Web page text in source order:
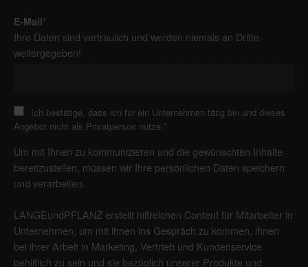
E-Mail*
Ihre Daten sind vertraulich und werden niemals an Dritte
weitergegeben!
Ich bestätige, dass ich für ein Unternehmen tätig bin und dieses
Angebot nicht als Privatperson nutze. *
Um mit Ihnen zu kommunizieren und die gewünschten Inhalte
bereitzustellen, müssen wir Ihre persönlichen Daten speichern
und verarbeiten.
LANGEundPFLANZ erstellt hilfreichen Content für Mitarbeiter in
Unternehmen, um mit ihnen ins Gespräch zu kommen, ihnen
bei ihrer Arbeit in Marketing, Vertrieb und Kundenservice
behilflich zu sein und sie bezüglich unserer Produkte und